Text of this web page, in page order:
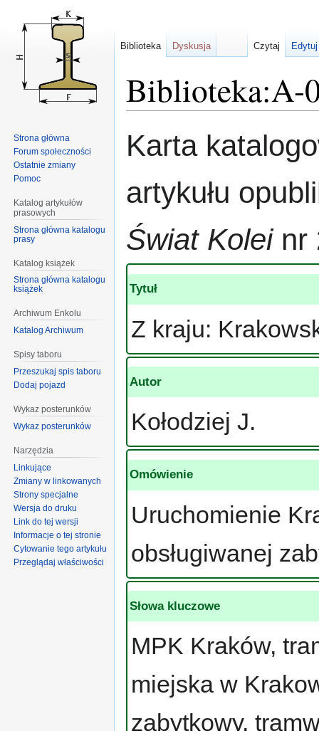
Biblioteka:A-
do
do
Karta
artykułu
Świat Koleinr
Tytuł
Z kraju:
Autor
Kołodziej J.
Omówienie
Uruchomienie
obsługiwanej
Słowa kluczowe
MPK Kraków,
miejska w
zabytkowy,
Biblioteka Dyskusja Czytaj
Strona główna
Forum społeczności
Ostatnie zmiany
Pomoc
Katalog artykułów
prasowych
Strona główna katalogu
prasy
Katalog książek
Strona główna katalogu
książek
Archiwum Enkolu
Katalog Archiwum
Spisy taboru
Przeszukaj spis taboru
Dodaj pojazd
Wykaz posterunków
Wykaz posterunków
Narzędzia
Linkujące
Zmiany w linkowanych
Strony specjalne
Wersja do druku
Link do tej wersji
Informacje o tej stronie
Cytowanie tego artykułu
Przeglądaj właściwości